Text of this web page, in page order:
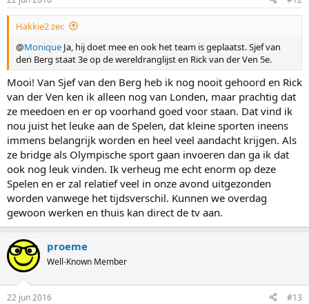
Hakkie2 zei:
@Monique Ja, hij doet mee en ook het team is geplaatst. Sjef van
den Berg staat 3e op de wereldranglijst en Rick van der Ven 5e.
Mooi! Van Sjef van den Berg heb ik nog nooit gehoord en Rick
van der Ven ken ik alleen nog van Londen, maar prachtig dat
ze meedoen en er op voorhand goed voor staan. Dat vind ik
nou juist het leuke aan de Spelen, dat kleine sporten ineens
immens belangrijk worden en heel veel aandacht krijgen. Als
ze bridge als Olympische sport gaan invoeren dan ga ik dat
ook nog leuk vinden. Ik verheug me echt enorm op deze
Spelen en er zal relatief veel in onze avond uitgezonden
worden vanwege het tijdsverschil. Kunnen we overdag
gewoon werken en thuis kan direct de tv aan.
proeme
Well-Known Member
22 jun 2016 #13